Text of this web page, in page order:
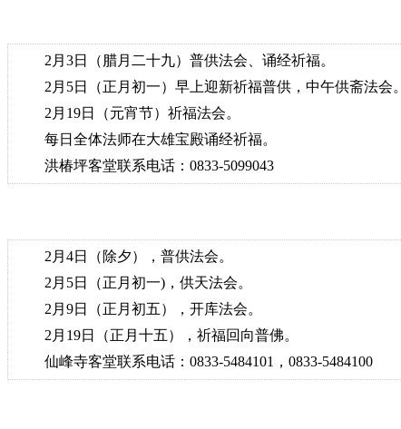
2月3日（腊月二十九）普供法会、诵经祈福。
2月5日（正月初一）早上迎新祈福普供，中午供斋法会。
2月19日（元宵节）祈福法会。
每日全体法师在大雄宝殿诵经祈福。
洪椿坪客堂联系电话：0833-5099043
2月4日（除夕），普供法会。
2月5日（正月初一)，供天法会。
2月9日（正月初五），开库法会。
2月19日（正月十五），祈福回向普佛。
仙峰寺客堂联系电话：0833-5484101，0833-5484100